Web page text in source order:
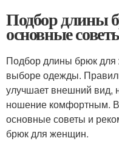
Подбор длины
основные
Подбор длины брюк
выборе одежды.
улучшает внешний вид,
ношение комфортным.
основные советы и
брюк для женщин.